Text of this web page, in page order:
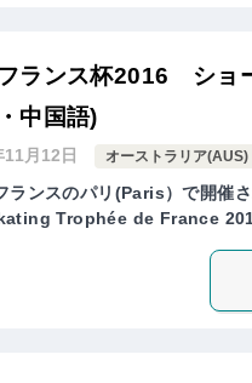
ランス杯2016 ショ
中国語)
月12日 オーストラリア(AUS)
ランスのパリ(Paris）で開催
Trophée de France